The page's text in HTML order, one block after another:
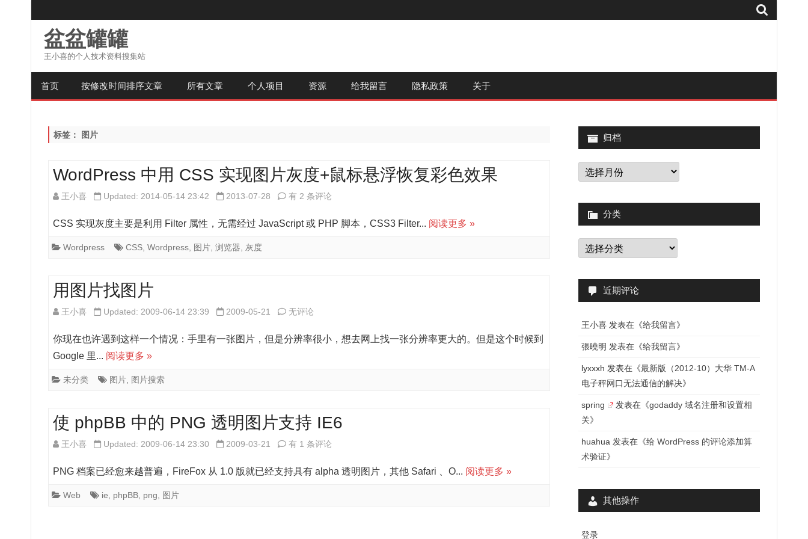
盆盆罐罐
王小喜的个人技术资料搜集站
至
首页 按修改时间排序文章 所有文章 个人项目 资源 给我留言 隐私政策 关于
标签： 图片
WordPress 中用 CSS 实现图片灰度+鼠标悬浮恢复彩色效果
王小喜 Updated: 2014-05-14 23:42 2013-07-28 WordPress
片
标
悬
浮
有 2 条评论
CSS 实现灰度主要是利用 Filter 属性，无需经过 JavaScript 或 PHP 脚本，CSS3 Filter... 阅读更多 »
Wordpress CSS Wordpress 图片 浏览器 灰度
用图片找图片
王小喜 Updated: 2009-06-14 23:39 2009-05-21 用
片
无评论
你现在也许遇到这样一个情况：手里有一张图片，但是分辨率很小，想去网上找一张分辨率更大的。但是这个时候到
Google 里... 阅读更多 »
未分类 图片 图片搜索
使 phpBB 中的 PNG 透明图片支持 IE6
王小喜 Updated: 2009-06-14 23:30 2009-03-21 使
有 1 条评论
PNG 档案已经愈来越普遍，FireFox 从 1.0 版就已经支持具有 alpha 透明图片，其他 Safari 、O... 阅读更多 »
Web ie phpBB png 图片
归档
归
档
分类
分
类
近期评论
王小喜 发表在《给我留言》
張曉明 发表在《给我留言》
lyxxxh 发表在《最新版（2012-10）大华 TM-A
电子秤网口无法通信的解决》
spring 发表在《godaddy 域名注册和设置相
关》
huahua 发表在《给 WordPress 的评论添加算
术验证》
其他操作
登录